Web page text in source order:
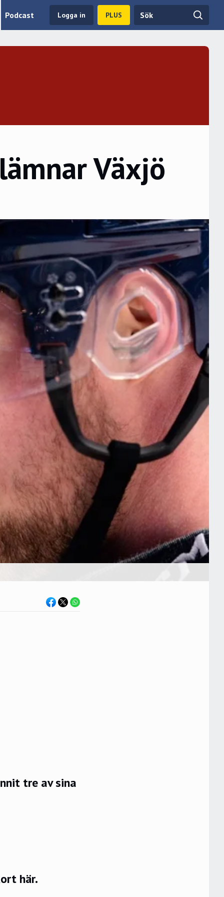
Podcast Logga in PLUS
Växjö
tre av sina
här.